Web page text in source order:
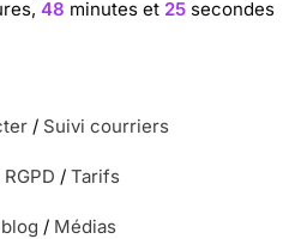
48 minutes et 24 secondes
/ Suivi courriers
/ Tarifs
/ Médias